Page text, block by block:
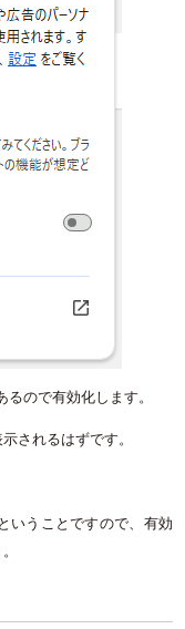
るので有効化します。
されるはずです。
いうことですので、有効